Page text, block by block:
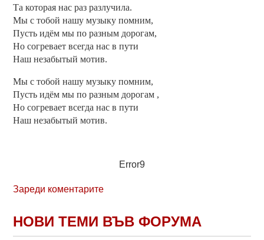
Та которая нас раз разлучила.
Мы с тобой нашу музыку помним,
Пусть идём мы по разным дорогам,
Но согревает всегда нас в пути
Наш незабытый мотив.
Мы с тобой нашу музыку помним,
Пусть идём мы по разным дорогам ,
Но согревает всегда нас в пути
Наш незабытый мотив.
Error9
Зареди коментарите
НОВИ ТЕМИ ВЪВ ФОРУМА